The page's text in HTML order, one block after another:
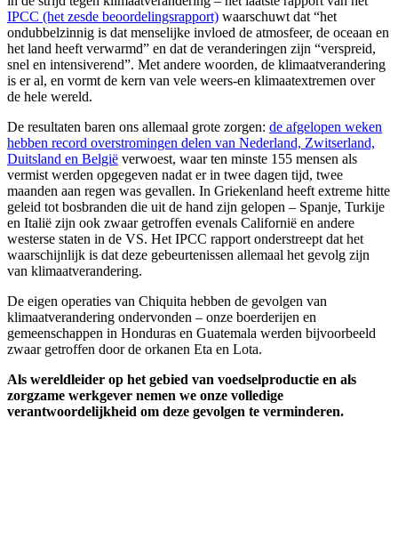
IPCC (het zesde beoordelingsrapport) waarschuwt dat “het
ondubbelzinnig is dat menselijke invloed de atmosfeer, de oceaan en
het land heeft verwarmd” en dat de veranderingen zijn “verspreid,
snel en intensiverend”. Met andere woorden, de klimaatverandering
is er al, en vormt de kern van vele weers-en klimaatextremen over
de hele wereld.
De resultaten baren ons allemaal grote zorgen: de afgelopen weken
hebben record overstromingen delen van Nederland, Zwitserland,
Duitsland en België verwoest, waar ten minste 155 mensen als
vermist werden opgegeven nadat er in twee dagen tijd, twee
maanden aan regen was gevallen. In Griekenland heeft extreme hitte
geleid tot bosbranden die uit de hand zijn gelopen – Spanje, Turkije
en Italië zijn ook zwaar getroffen evenals Californië en andere
westerse staten in de VS. Het IPCC rapport onderstreept dat het
waarschijnlijk is dat deze gebeurtenissen allemaal het gevolg zijn
van klimaatverandering.
De eigen operaties van Chiquita hebben de gevolgen van
klimaatverandering ondervonden – onze boerderijen en
gemeenschappen in Honduras en Guatemala werden bijvoorbeeld
zwaar getroffen door de orkanen Eta en Lota.
Als wereldleider op het gebied van voedselproductie en als
zorgzame werkgever nemen we onze volledige
verantwoordelijkheid om deze gevolgen te verminderen.